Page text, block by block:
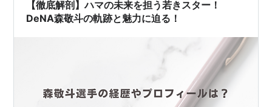
【徹底解剖】ハマの未来を担う若きスター！
DeNA森敬斗の軌跡と魅力に迫る！